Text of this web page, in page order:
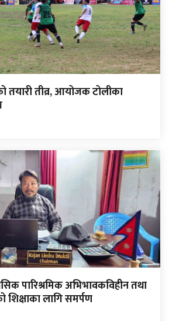
तीव्र, आयोजक टोलीका
पारिश्रमिक अभिभावकविहीन तथा
शिक्षाका लागि समर्पण